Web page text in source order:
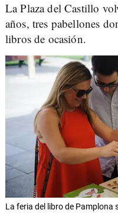
La Plaza del Castillo
años, tres pabellones
libros de ocasión.
La feria del libro de Pamplona